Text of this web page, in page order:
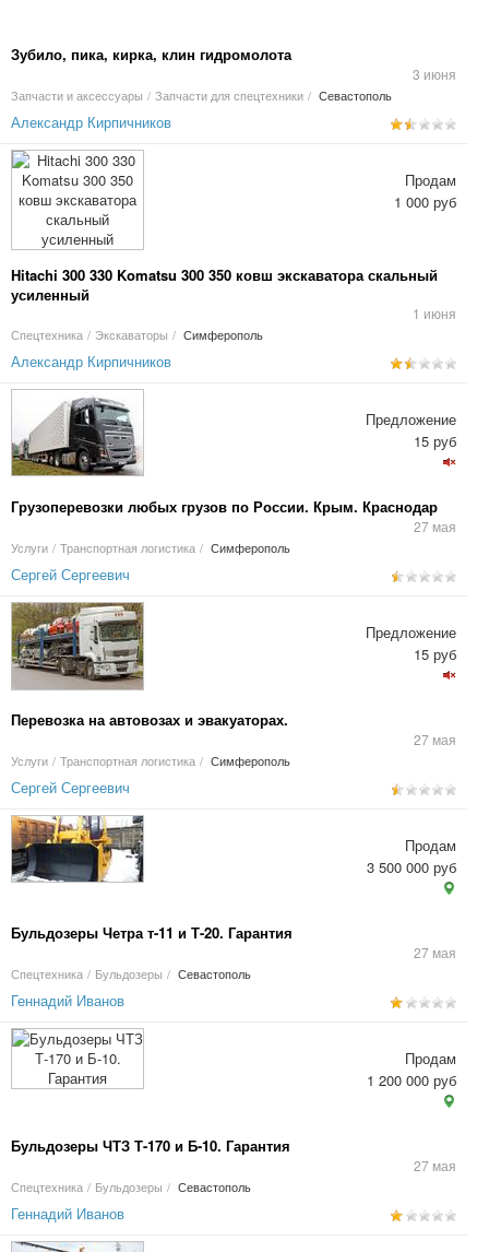
Зубило, пика, кирка, клин гидромолота
3 июня
Запчасти и аксессуары / Запчасти для спецтехники / Севастополь
Александр Кирпичников
Hitachi 300 330 Komatsu 300 350 ковш экскаватора скальный
усиленный
1 июня
Спецтехника / Экскаваторы / Симферополь
Продам
1 000 руб
Александр Кирпичников
Грузоперевозки любых грузов по России. Крым. Краснодар
27 мая
Услуги / Транспортная логистика / Симферополь
Предложение
15 руб
Сергей Сергеевич
Перевозка на автовозах и эвакуаторах.
27 мая
Услуги / Транспортная логистика / Симферополь
Предложение
15 руб
Сергей Сергеевич
Бульдозеры Четра т-11 и Т-20. Гарантия
27 мая
Спецтехника / Бульдозеры / Севастополь
Продам
3 500 000 руб
Геннадий Иванов
Бульдозеры ЧТЗ Т-170 и Б-10. Гарантия
27 мая
Спецтехника / Бульдозеры / Севастополь
Продам
1 200 000 руб
Геннадий Иванов